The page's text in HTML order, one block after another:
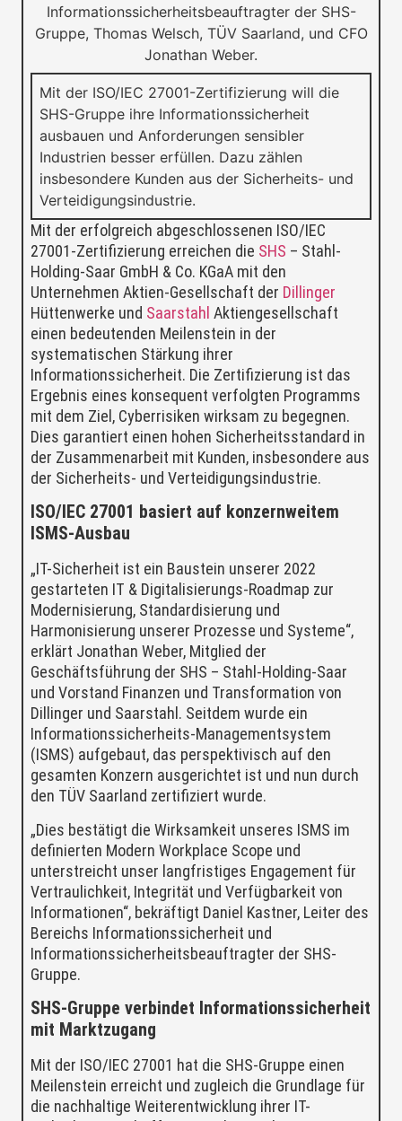
Mit der ISO/IEC 27001-Zertifizierung will die
SHS-Gruppe ihre Informationssicherheit
ausbauen und Anforderungen sensibler
Industrien besser erfüllen. Dazu zählen
insbesondere Kunden aus der Sicherheits- und
Verteidigungsindustrie.
Mit der erfolgreich abgeschlossenen ISO/IEC
27001‑Zertifizierung erreichen die SHS – Stahl-
Holding-Saar GmbH & Co. KGaA mit den
Unternehmen Aktien-Gesellschaft der Dillinger
Hüttenwerke und Saarstahl Aktiengesellschaft
einen bedeutenden Meilenstein in der
systematischen Stärkung ihrer
Informationssicherheit. Die Zertifizierung ist das
Ergebnis eines konsequent verfolgten Programms
mit dem Ziel, Cyberrisiken wirksam zu begegnen.
Dies garantiert einen hohen Sicherheitsstandard in
der Zusammenarbeit mit Kunden, insbesondere aus
der Sicherheits- und Verteidigungsindustrie.
ISO/IEC 27001 basiert auf konzernweitem
ISMS-Ausbau
„IT-Sicherheit ist ein Baustein unserer 2022
gestarteten IT & Digitalisierungs-Roadmap zur
Modernisierung, Standardisierung und
Harmonisierung unserer Prozesse und Systeme“,
erklärt Jonathan Weber, Mitglied der
Geschäftsführung der SHS – Stahl-Holding-Saar
und Vorstand Finanzen und Transformation von
Dillinger und Saarstahl. Seitdem wurde ein
Informationssicherheits-Managementsystem
(ISMS) aufgebaut, das perspektivisch auf den
gesamten Konzern ausgerichtet ist und nun durch
den TÜV Saarland zertifiziert wurde.
„Dies bestätigt die Wirksamkeit unseres ISMS im
definierten Modern Workplace Scope und
unterstreicht unser langfristiges Engagement für
Vertraulichkeit, Integrität und Verfügbarkeit von
Informationen“, bekräftigt Daniel Kastner, Leiter des
Bereichs Informationssicherheit und
Informationssicherheitsbeauftragter der SHS-
Gruppe.
SHS-Gruppe verbindet Informationssicherheit
mit Marktzugang
Mit der ISO/IEC 27001 hat die SHS-Gruppe einen
Meilenstein erreicht und zugleich die Grundlage für
die nachhaltige Weiterentwicklung ihrer IT-